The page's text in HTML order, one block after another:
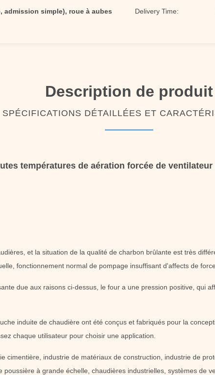
admission simple), roue à aubes
Delivery Time:
Description de produit
SPÉCIFICATIONS DÉTAILLÉES ET
températures de aération forcée de
et la situation de la qualité de charbon brûlante est très
fonctionnement normal de pompage insuffisant d'affects de force.
due aux raisons ci-dessus, le four a une pression positive, qui
induite de chaudière ont été conçus et fabriqués pour la
chaque utilisateur pour choisir une application.
cimentière, industrie de matériaux de construction, industrie de
à grande échelle, chaudières industrielles, systèmes de